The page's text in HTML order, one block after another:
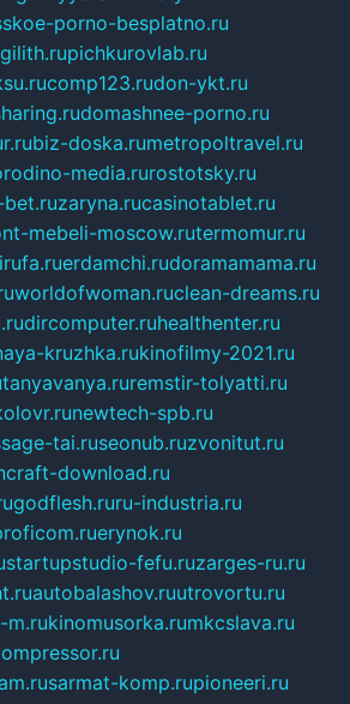
porno-besplatno.ru
pichkurovlab.ru
comp123.rudon-ykt.ru
domashnee-porno.ru
biz-doska.rumetropoltravel.ru
media.rurostotsky.ru
zaryna.rucasinotablet.ru
mebeli-moscow.rutermomur.ru
erdamchi.rudoramamama.ru
worldofwoman.ruclean-dreams.ru
dircomputer.ruhealthenter.ru
kruzhka.rukinofilmy-2021.ru
tanyavanya.ruremstir-tolyatti.ru
newtech-spb.ru
tai.ruseonub.ruzvonitut.ru
download.ru
godflesh.ruru-industria.ru
erynok.ru
startupstudio-fefu.ruzarges-ru.ru
autobalashov.ruutrovortu.ru
m.rukinomusorka.rumkcslava.ru
sarmat-komp.rupioneeri.ru